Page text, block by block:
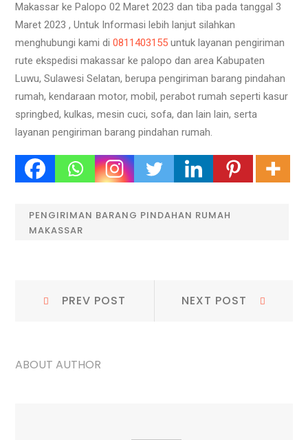
Makassar ke Palopo 02 Maret 2023 dan tiba pada tanggal 3
Maret 2023 , Untuk Informasi lebih lanjut silahkan
menghubungi kami di0811403155 untuk layanan pengiriman
rute ekspedisi makassar ke palopo dan area Kabupaten
Luwu, Sulawesi Selatan, berupa pengiriman barang pindahan
rumah, kendaraan motor, mobil, perabot rumah seperti kasur
springbed, kulkas, mesin cuci, sofa, dan lain lain, serta
layanan pengiriman barang pindahan rumah.
PENGIRIMAN BARANG PINDAHAN RUMAH
MAKASSAR
Navigasi
PREV POST NEXT POST Post:
ABOUT AUTHOR